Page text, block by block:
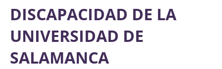
DISCAPACIDAD DE LA
UNIVERSIDAD DE
SALAMANCA